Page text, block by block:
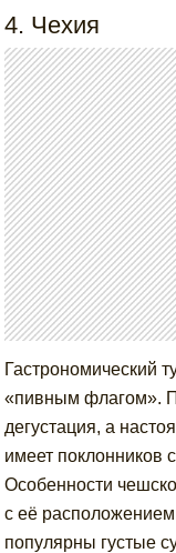
4. Чехия
Гастрономический
«пивным флагом».
дегустация, а
имеет поклонников
Особенности
с её
популярны густые